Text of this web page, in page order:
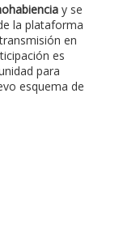
y se
la plataforma
en
es
para
esquema de